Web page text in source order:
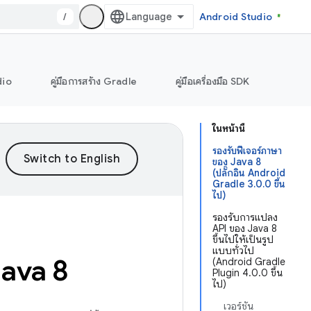
/ Android Studio
คู่มือการสร้าง Gradle คู่มือเครื่องมือ SDK
ในหน้านี้
รองรับฟีเจอร์ภาษา
ของ Java 8
(ปลั๊กอิน Android
Gradle 3.0.0 ขึ้น
ไป)
รองรับการแปลง
API ของ Java 8
ขึ้นไปให้เป็นรูป
แบบทั่วไป
(Android Gradle
Plugin 4.0.0 ขึ้น
ไป)
เวอร์ชัน
8